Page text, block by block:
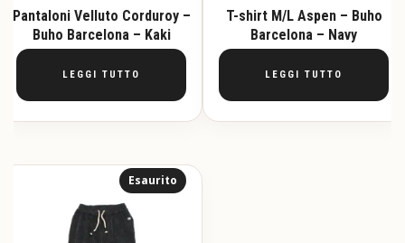
Pantaloni Velluto Corduroy –
Buho Barcelona – Kaki
LEGGI TUTTO
T-shirt M/L Aspen – Buho
Barcelona – Navy
LEGGI TUTTO
Esaurito